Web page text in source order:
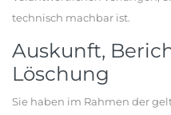
technisch machbar ist.
Auskunft,
Löschung
Sie haben im Rahmen der